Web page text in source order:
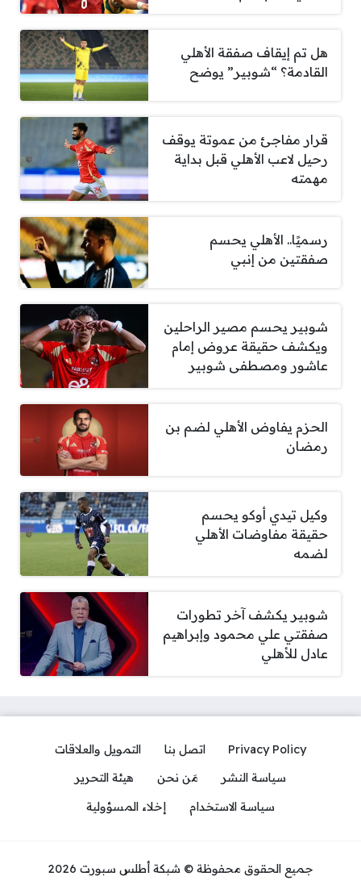
هل تم إيقاف صفقة الأهلي
القادمة؟ “شوبير” يوضح
قرار مفاجئ من عموتة يوقف
رحيل لاعب الأهلي قبل بداية
مهمته
رسميًا.. الأهلي يحسم
صفقتين من إنبي
شوبير يحسم مصير الراحلين
ويكشف حقيقة عروض إمام
عاشور ومصطفى شوبير
الحزم يفاوض الأهلي لضم بن
رمضان
وكيل تيدي أوكو يحسم
حقيقة مفاوضات الأهلي
لضمه
شوبير يكشف آخر تطورات
صفقتي علي محمود وإبراهيم
عادل للأهلي
Privacy Policy اتصل بنا
التمويل والعلاقات
سياسة النشر
مَن نحن
هيئة التحرير
سياسة الاستخدام
إخلاء المسؤولية
جميع الحقوق محفوظة © شبكة أطلس سبورت 2026